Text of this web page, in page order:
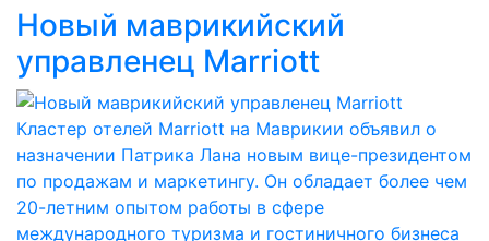
Новый маврикийский
управленец Marriott
Кластер отелей Marriott на Маврикии объявил о
назначении Патрика Лана новым вице-президентом
по продажам и маркетингу. Он обладает более чем
20-летним опытом работы в сфере
международного туризма и гостиничного бизнеса